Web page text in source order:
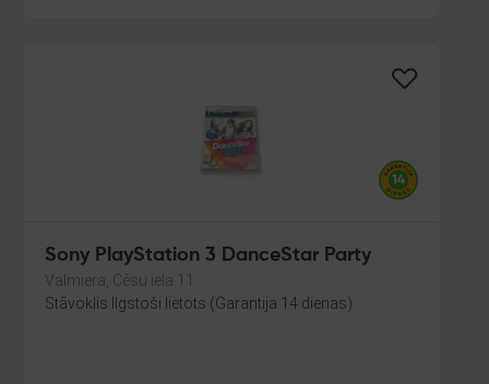
Sony PlayStation 3 DanceStar Party
Valmiera, Cēsu iela 11
Stāvoklis Ilgstoši lietots (Garantija 14 dienas)